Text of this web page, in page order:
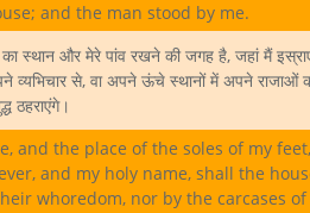
and the man stood by me.
स्थान और मेरे पांव रखने की जगह है, जहां मैं
व्यभिचार से, वा अपने ऊंचे स्थानों में अपने राजाओं
ठहराएंगे।
and the place of the soles of my feet,
and my holy name, shall the
whoredom, nor by the carcases of